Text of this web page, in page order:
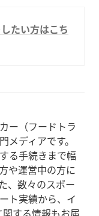
たい方はこち
ー（フードトラ
メディアです。
る手続きまで幅
や運営中の方に
、数々のスポー
ト実績から、イ
する情報もお届